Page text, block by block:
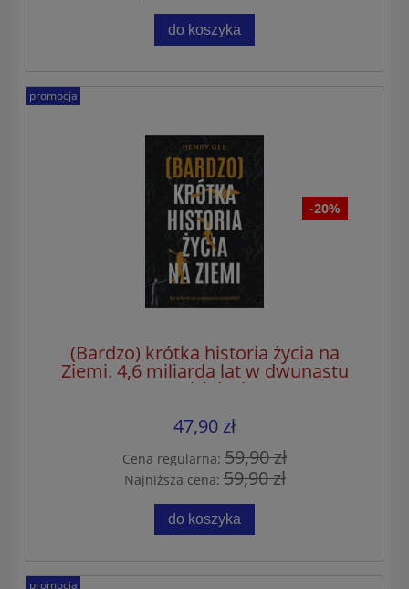
do koszyka
-20%
(Bardzo) krótka historia życia na
Ziemi. 4,6 miliarda lat w dwunastu
rozdziałach
47,90 zł
Cena regularna: 59,90 zł
Najniższa cena:59,90 zł
do koszyka
promocja
promocja